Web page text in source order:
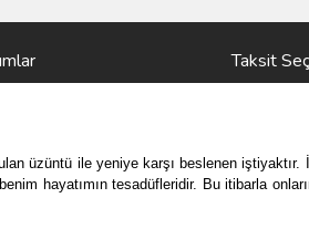
Taksit
üzüntü ile yeniye karşı beslenen
hayatımın tesadüfleridir. Bu itibarla